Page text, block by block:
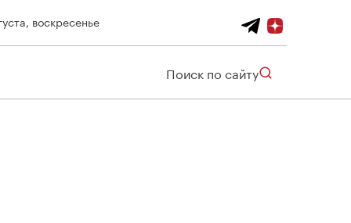
воскресенье
Поиск по сайту